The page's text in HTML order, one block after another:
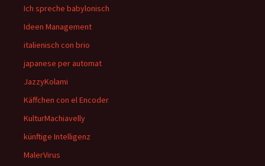
Ich spreche babylonisch
Ideen Management
italienisch con brio
japanese per automat
JazzyKolami
Käffchen con el Encoder
KulturMachiavelly
künftige Intelligenz
MalerVirus